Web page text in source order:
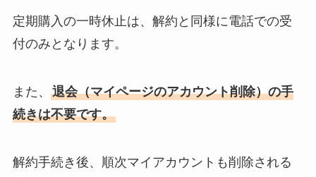
定期購入の一時休止は、解約と同様に電話での受
付のみとなります。
また、 退会（マイページのアカウント削除）の手
続きは不要です。
解約手続き後、順次マイアカウントも削除される